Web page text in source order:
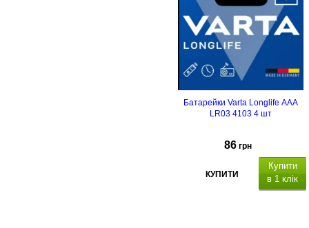
Батарейки Varta Longlife AAA
LR03 4103 4 шт
86 грн
КУПИТИ
Купити
в 1 клік